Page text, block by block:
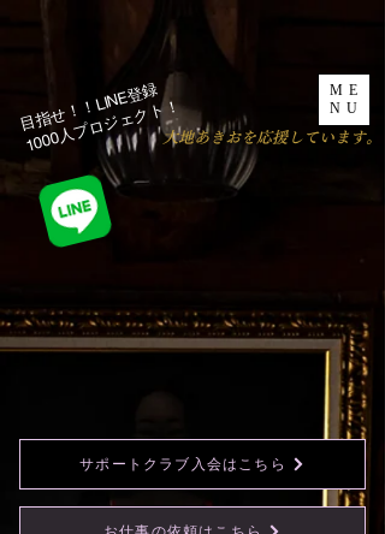
ME
NU
​大地あきおを応援しています。
目指せ！！LINE登録
1000人プロジェクト！​
お仕事の依頼はこちら
サポートクラブ入会はこちら